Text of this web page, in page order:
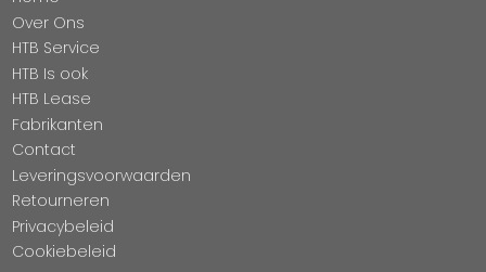
Over Ons
HTB Service
HTB Is ook
HTB Lease
Fabrikanten
Contact
Leveringsvoorwaarden
Retourneren
Privacybeleid
Cookiebeleid